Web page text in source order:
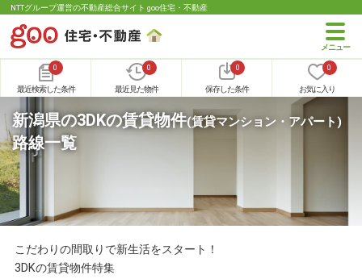
NTTグループ運営の不動産総合サイト goo住宅・不動産
0
最近検索した条件
0
最近見た物件
0
保存した条件
0
お気に入り
新潟県の3DKの賃貸物件(賃貸マンション・アパート)
路線一覧
こだわりの間取りで新生活をスタート！
3DKの賃貸物件特集